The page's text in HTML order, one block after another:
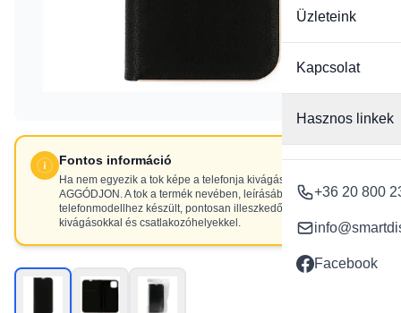
Üzleteink
Kapcsolat
Hasznos linkek
+36 20 800
Facebook
Fontos információ
Ha nem egyezik a tok képe a telefonja kivágásaival, NE
AGGÓDJON. A tok a termék nevében, leírásában szereplő
telefonmodellhez készült, pontosan illeszkedő
kivágásokkal és csatlakozóhelyekkel.